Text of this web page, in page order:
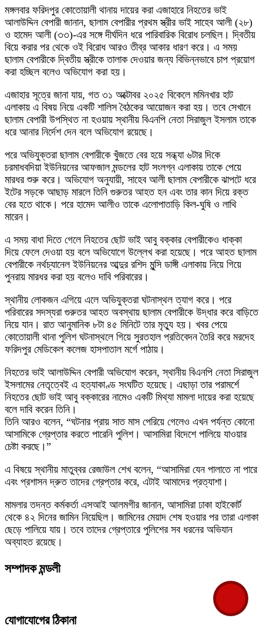
মঙ্গলবার ফরিদপুর কোতোয়ালী থানায় দায়ের করা এজাহারে নিহতের ভাই
আলাউদ্দিন বেপারী জানান, ছালাম বেপারীর প্রথম স্ত্রীর ভাই সাহেব আলী (২৮)
ও হামেদ আলী (৩৩)-এর সঙ্গে দীর্ঘদিন ধরে পারিবারিক বিরোধ চলছিল। দ্বিতীয়
বিয়ে করার পর থেকে ওই বিরোধ আরও তীব্র আকার ধারণ করে। এ সময়
ছালাম বেপারীকে দ্বিতীয় স্ত্রীকে তালাক দেওয়ার জন্য বিভিন্নভাবে চাপ প্রয়োগ
করা হচ্ছিল বলেও অভিযোগ করা হয়।
এজাহার সূত্রে জানা যায়, গত ৩১ অক্টোবর ২০২৫ বিকেলে মমিনখার হাট
এলাকায় এ বিষয় নিয়ে একটি শালিস বৈঠকের আয়োজন করা হয়। তবে সেখানে
ছালাম বেপারী উপস্থিত না হওয়ায় স্থানীয় বিএনপি নেতা সিরাজুল ইসলাম তাকে
ধরে আনার নির্দেশ দেন বলে অভিযোগ রয়েছে।
পরে অভিযুক্তরা ছালাম বেপারীকে খুঁজতে বের হয়ে সন্ধ্যা ৬টার দিকে
চরমাধবদিয়া ইউনিয়নের আফজাল মন্ডলের হাট সংলগ্ন এলাকায় তাকে পেয়ে
মারধর শুরু করে। অভিযোগ অনুযায়ী, সাহেব আলী ছালাম বেপারীকে ঝাপটে ধরে
ইটের সড়কে আছাড় মারলে তিনি গুরুতর আহত হন এবং তার কান দিয়ে রক্ত
বের হতে থাকে। পরে হামেদ আলীও তাকে এলোপাতাড়ি কিল-ঘুষি ও লাথি
মারেন।
এ সময় বাধা দিতে গেলে নিহতের ছোট ভাই আবু বক্কার বেপারীকেও ধাক্কা
দিয়ে ফেলে দেওয়া হয় বলে অভিযোগে উল্লেখ করা হয়েছে। পরে আহত ছালাম
বেপারীকে নর্থচ্যানেল ইউনিয়নের আব্দুর রশিদ মুন্সি ডাঙ্গী এলাকায় নিয়ে গিয়ে
পুনরায় মারধর করা হয় বলেও দাবি পরিবারের।
স্থানীয় লোকজন এগিয়ে এলে অভিযুক্তরা ঘটনাস্থল ত্যাগ করে। পরে
পরিবারের সদস্যরা গুরুতর আহত অবস্থায় ছালাম বেপারীকে উদ্ধার করে বাড়িতে
নিয়ে যান। রাত আনুমানিক ৮টা ৪৫ মিনিটে তার মৃত্যু হয়। খবর পেয়ে
কোতোয়ালী থানা পুলিশ ঘটনাস্থলে গিয়ে সুরতহাল প্রতিবেদন তৈরি করে মরদেহ
ফরিদপুর মেডিকেল কলেজ হাসপাতাল মর্গে পাঠায়।
নিহতের ভাই আলাউদ্দিন বেপারী অভিযোগ করেন, স্থানীয় বিএনপি নেতা সিরাজুল
ইসলামের নেতৃত্বেই এ হত্যাকাণ্ড সংঘটিত হয়েছে। এছাড়া তার পরামর্শে
নিহতের ছোট ভাই আবু বক্কারের নামেও একটি মিথ্যা মামলা দায়ের করা হয়েছে
বলে দাবি করেন তিনি।
তিনি আরও বলেন, “ঘটনার প্রায় সাত মাস পেরিয়ে গেলেও এখন পর্যন্ত কোনো
আসামিকে গ্রেপ্তার করতে পারেনি পুলিশ। আসামিরা বিদেশে পালিয়ে যাওয়ার
চেষ্টা করছে।”
এ বিষয়ে স্থানীয় মাতুব্বর রেজাউল শেখ বলেন, “আসামিরা যেন পালাতে না পারে
এবং প্রশাসন দ্রুত তাদের গ্রেপ্তার করে, এটাই আমাদের প্রত্যাশা।
মামলার তদন্ত কর্মকর্তা এসআই আলমগীর জানান, আসামিরা ঢাকা হাইকোর্ট
থেকে ৪২ দিনের জামিন নিয়েছিল। জামিনের মেয়াদ শেষ হওয়ার পর তারা এলাকা
ছেড়ে পালিয়ে যায়। তবে তাদের গ্রেপ্তারে পুলিশের সব ধরনের অভিযান
অব্যাহত রয়েছে।
সম্পাদক মন্ডলী
যোগাযোগের ঠিকানা